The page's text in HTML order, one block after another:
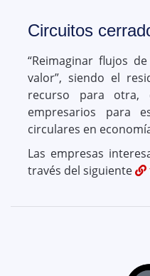
Circuitos
“Reimaginar flujos
valor”, siendo el
recurso para otra,
empresarios para
circulares en
Las empresas
través del siguiente